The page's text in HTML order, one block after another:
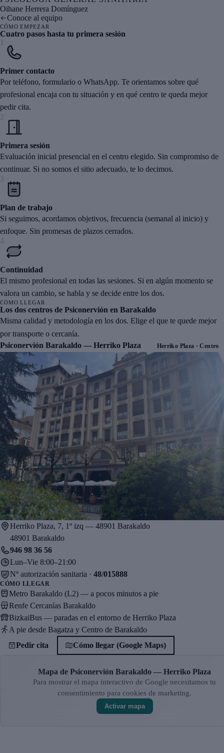
Oihane Herrera Domínguez
Conoce al equipo
CÓMO EMPEZAR
Cuatro pasos hasta tu primera sesión
Primer contacto
Por teléfono, formulario o WhatsApp. Te orientamos sobre qué
profesional encaja con tu situación y en qué centro te queda mejor
pedir cita.
Primera sesión
Evaluación inicial presencial en el centro elegido. Sin compromiso de
continuar. Si no somos el sitio adecuado, te lo decimos.
Plan de trabajo
Si seguimos, acordamos objetivos, frecuencia (semanal al inicio) y
enfoque. Sin promesas de plazos cerrados.
Continuidad
El mismo profesional en todas las sesiones. Si en algún momento se
valora un cambio, se habla y se decide entre los dos.
CÓMO LLEGAR
Los dos centros de Psiconervión en Barakaldo
Misma calidad y metodología en los dos. Elige el que te quede mejor
por transporte o cercanía.
Psiconervión Barakaldo — Herriko Plaza
Herriko Plaza · Centro
Herriko Plaza, 7, 1º izq — 48901 Barakaldo
48901 Barakaldo
946 98 36 56
Lun–Vie 8:00–21:00
Nº autorización sanitaria · 48/015888
CÓMO LLEGAR
Metro Barakaldo (L2) — a pocos minutos a pie
Renfe Cercanías Barakaldo
BizkaiBus — paradas en el entorno de Herriko Plaza
A pie desde Bagatza y Centro de Barakaldo
Pedir cita
Cómo llegar (Google Maps)
Mapa de Psiconervión Barakaldo — Herriko Plaza
Para mostrar el mapa interactivo de Google necesitamos tu
consentimiento para cookies de marketing.
Activar mapa